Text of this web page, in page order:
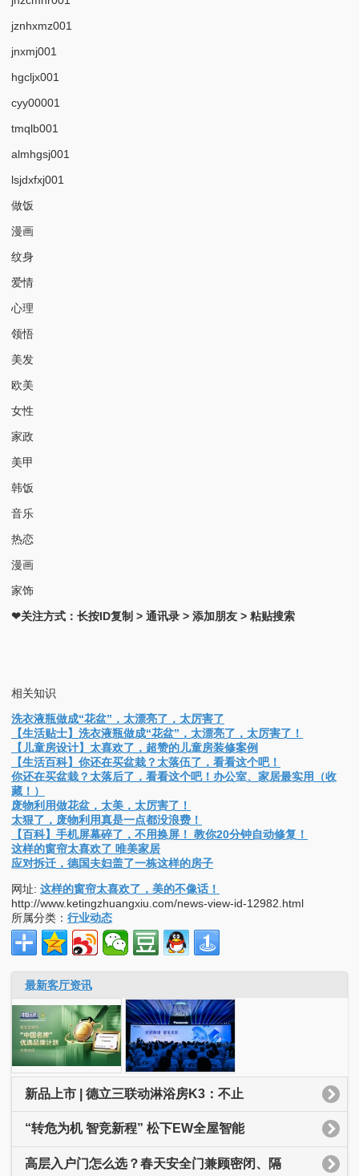
jznhxmz001
jnxmj001
hgcljx001
cyy00001
tmqlb001
almhgsj001
lsjdxfxj001
做饭
漫画
纹身
爱情
心理
领悟
美发
欧美
女性
家政
美甲
韩饭
音乐
热恋
漫画
家饰
❤关注方式：长按ID复制 > 通讯录 > 添加朋友 > 粘贴搜索
相关知识
洗衣液瓶做成“花盆”，太漂亮了，太厉害了
【生活贴士】洗衣液瓶做成“花盆”，太漂亮了，太厉害了！
【儿童房设计】太喜欢了，超赞的儿童房装修案例
【生活百科】你还在买盆栽？太落伍了，看看这个吧！
你还在买盆栽？太落后了，看看这个吧！办公室、家居最实用（收
藏！）
废物利用做花盆，太美，太厉害了！
太狠了，废物利用真是一点都没浪费！
【百科】手机屏幕碎了，不用换屏！ 教你20分钟自动修复！
这样的窗帘太喜欢了 唯美家居
应对拆迁，德国夫妇盖了一栋这样的房子
网址: 这样的窗帘太喜欢了，美的不像话！
http://www.ketingzhuangxiu.com/news-view-id-12982.html
所属分类： 行业动态
最新客厅资讯
新品上市 | 德立三联动淋浴房K3：不止
“转危为机 智竞新程” 松下EW全屋智能
高层入户门怎么选？春天安全门兼顾密闭、隔